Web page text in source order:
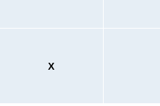
X